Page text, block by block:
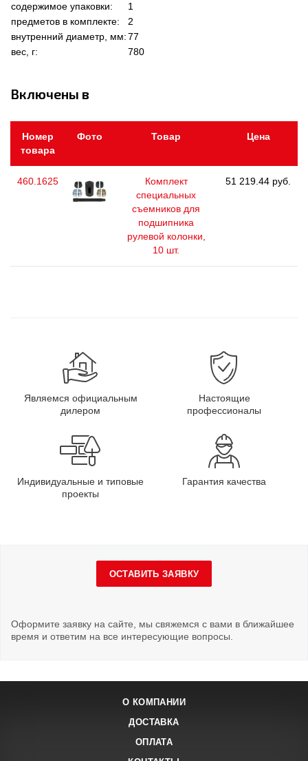
содержимое упаковки:
1
предметов в комплекте:
2
внутренний диаметр, мм:77
вес, г:
780
Включены в
Номер
товара
Фото Товар Цена
460.1625
Комплект
специальных
съемников для
подшипника
рулевой колонки,
10 шт.
51 219.44 руб.
Являемся официальным
дилером
Настоящие
профессионалы
Индивидуальные и типовые
проекты
Гарантия качества
ОСТАВИТЬ ЗАЯВКУ
Оформите заявку на сайте, мы свяжемся с вами в ближайшее
время и ответим на все интересующие вопросы.
О КОМПАНИИ
ДОСТАВКА
ОПЛАТА